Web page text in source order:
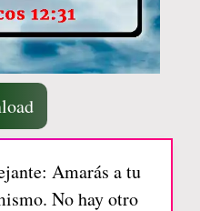
Amarás a tu
No hay otro